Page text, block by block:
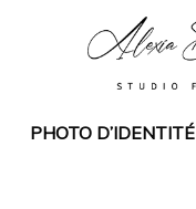
PHOTO D’IDENTITÉ